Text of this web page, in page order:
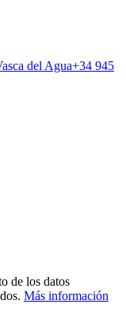
del Agua+34 945
de los datos
Más información